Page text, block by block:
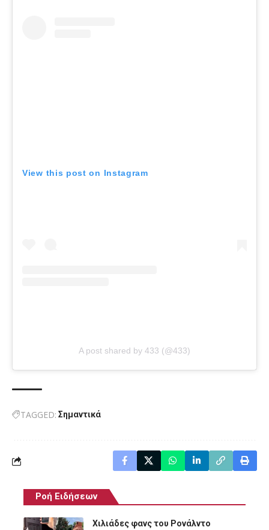
View this post on Instagram
A post shared by 433 (@433)
TAGGED: Σημαντικά
Ροή Ειδήσεων
Χιλιάδες φανς του Ρονάλντο